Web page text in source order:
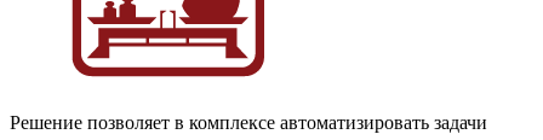
Решение позволяет в комплексе автоматизировать задачи